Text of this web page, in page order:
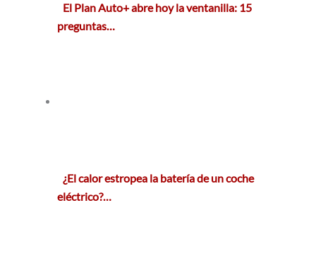
El Plan Auto+ abre hoy la ventanilla: 15
preguntas…
¿El calor estropea la batería de un coche
eléctrico?…